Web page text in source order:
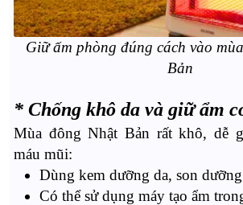
Giữ ấm phòng đúng cách vào
Bản
* Chống khô da và giữ ẩm
Mùa đông Nhật Bản rất khô, dễ
máu mũi:
Dùng kem dưỡng da, son
Có thể sử dụng máy tạo ẩm